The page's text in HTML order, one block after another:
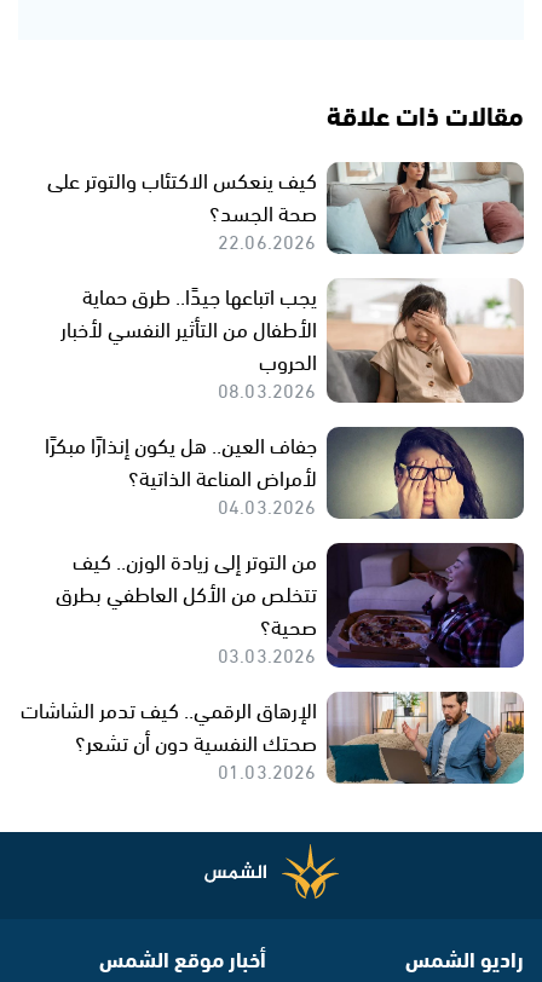
مقالات ذات علاقة
كيف ينعكس الاكتئاب والتوتر على
صحة الجسد؟
22.06.2026
يجب اتباعها جيدًا.. طرق حماية
الأطفال من التأثير النفسي لأخبار
الحروب
08.03.2026
جفاف العين.. هل يكون إنذارًا مبكرًا
لأمراض المناعة الذاتية؟
04.03.2026
من التوتر إلى زيادة الوزن.. كيف
تتخلص من الأكل العاطفي بطرق
صحية؟
03.03.2026
الإرهاق الرقمي.. كيف تدمر الشاشات
صحتك النفسية دون أن تشعر؟
01.03.2026
راديو الشمس أخبار موقع الشمس